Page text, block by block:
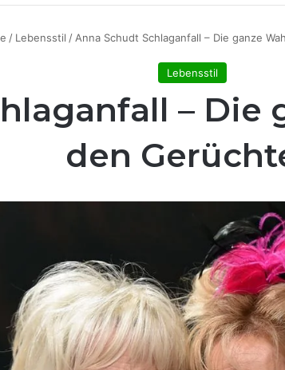
/ Lebensstil / Anna Schudt Schlaganfall – Die ganze
Lebensstil
–
den